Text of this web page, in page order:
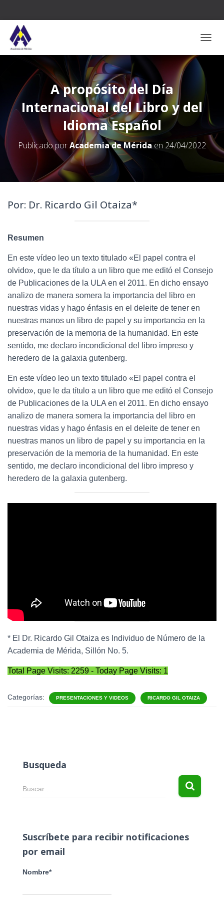
A propósito del Día
Internacional del Libro y del
Idioma Español
Publicado porAcademia de Mérida en 24/04/2022
Por: Dr. Ricardo Gil Otaiza*
Resumen
En este vídeo leo un texto titulado «El papel contra el
olvido», que le da título a un libro que me editó el Consejo
de Publicaciones de la ULA en el 2011. En dicho ensayo
analizo de manera somera la importancia del libro en
nuestras vidas y hago énfasis en el deleite de tener en
nuestras manos un libro de papel y su importancia en la
preservación de la memoria de la humanidad. En este
sentido, me declaro incondicional del libro impreso y
heredero de la galaxia gutenberg.
En este vídeo leo un texto titulado «El papel contra el
olvido», que le da título a un libro que me editó el Consejo
de Publicaciones de la ULA en el 2011. En dicho ensayo
analizo de manera somera la importancia del libro en
nuestras vidas y hago énfasis en el deleite de tener en
nuestras manos un libro de papel y su importancia en la
preservación de la memoria de la humanidad. En este
sentido, me declaro incondicional del libro impreso y
heredero de la galaxia gutenberg.
* El Dr. Ricardo Gil Otaiza es Individuo de Número de la
Academia de Mérida, Sillón No. 5.
Total Page Visits: 2259 - Today Page Visits: 1
Categorías: PRESENTACIONES Y VIDEOS RICARDO GIL OTAIZA
Busqueda
B
u
r
:
Buscar …
Suscríbete para recibir notificaciones
por email
Nombre*